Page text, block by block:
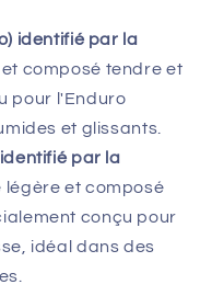
identifié par la
composé tendre et
pour l'Enduro
et glissants.
par la
et composé
conçu pour
idéal dans des